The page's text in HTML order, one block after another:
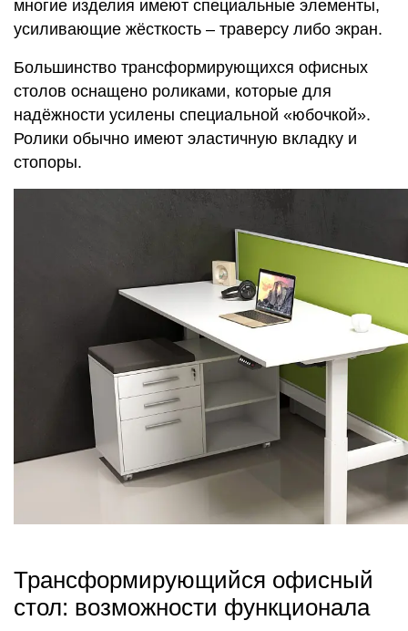
многие изделия имеют специальные элементы,
усиливающие жёсткость – траверсу либо экран.
Большинство трансформирующихся офисных
столов оснащено роликами, которые для
надёжности усилены специальной «юбочкой».
Ролики обычно имеют эластичную вкладку и
стопоры.
Трансформирующийся офисный
стол: возможности функционала